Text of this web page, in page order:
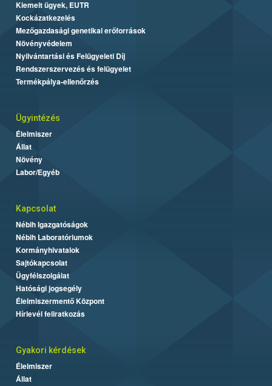
Kiemelt ügyek, EUTR
Kockázatkezelés
Mezőgazdasági genetikai erőforrások
Növényvédelem
Nyilvántartási és Felügyeleti Díj
Rendszerszervezés és felügyelet
Termékpálya-ellenőrzés
Ügyintézés
Élelmiszer
Állat
Növény
Labor/Egyéb
Kapcsolat
Nébih Igazgatóságok
Nébih Laboratóriumok
Kormányhivatalok
Sajtókapcsolat
Ügyfélszolgálat
Hatósági jogsegély
Élelmiszermentő Központ
Hírlevél feliratkozás
Gyakori kérdések
Élelmiszer
Állat